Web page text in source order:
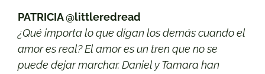
PATRICIA @littleredread
¿Qué importa lo que digan los demás cuando el
amor es real? El amor es un tren que no se
puede dejar marchar. Daniel y Tamara han